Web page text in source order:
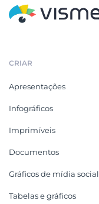
CRIAR
Apresentações
Infográficos
Imprimíveis
Documentos
Gráficos de mídia social
Tabelas e gráficos